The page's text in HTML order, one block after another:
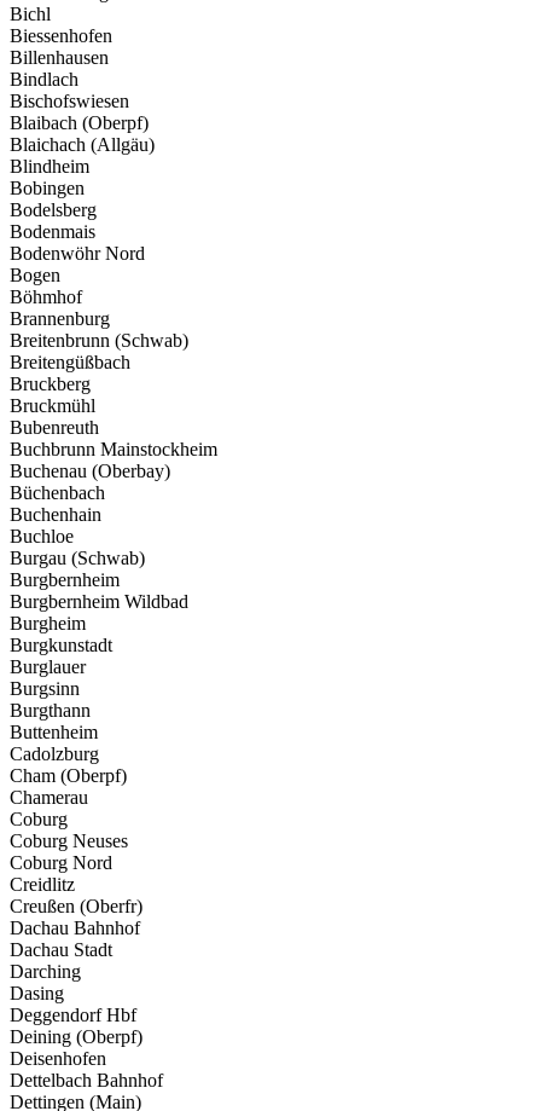
Bichl
Biessenhofen
Billenhausen
Bindlach
Bischofswiesen
Blaibach (Oberpf)
Blaichach (Allgäu)
Blindheim
Bobingen
Bodelsberg
Bodenmais
Bodenwöhr Nord
Bogen
Böhmhof
Brannenburg
Breitenbrunn (Schwab)
Breitengüßbach
Bruckberg
Bruckmühl
Bubenreuth
Buchbrunn Mainstockheim
Buchenau (Oberbay)
Büchenbach
Buchenhain
Buchloe
Burgau (Schwab)
Burgbernheim
Burgbernheim Wildbad
Burgheim
Burgkunstadt
Burglauer
Burgsinn
Burgthann
Buttenheim
Cadolzburg
Cham (Oberpf)
Chamerau
Coburg
Coburg Neuses
Coburg Nord
Creidlitz
Creußen (Oberfr)
Dachau Bahnhof
Dachau Stadt
Darching
Dasing
Deggendorf Hbf
Deining (Oberpf)
Deisenhofen
Dettelbach Bahnhof
Dettingen (Main)